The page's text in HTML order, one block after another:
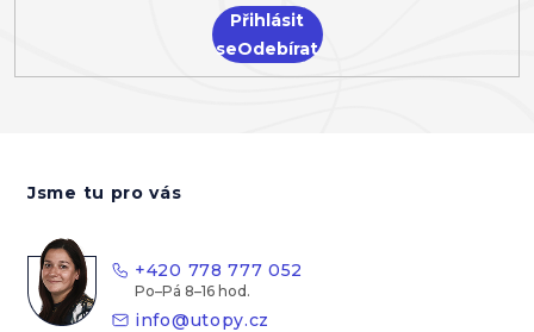
Přihlásit
se
Jsme tu pro vás
+420 778 777 052
info@utopy.cz